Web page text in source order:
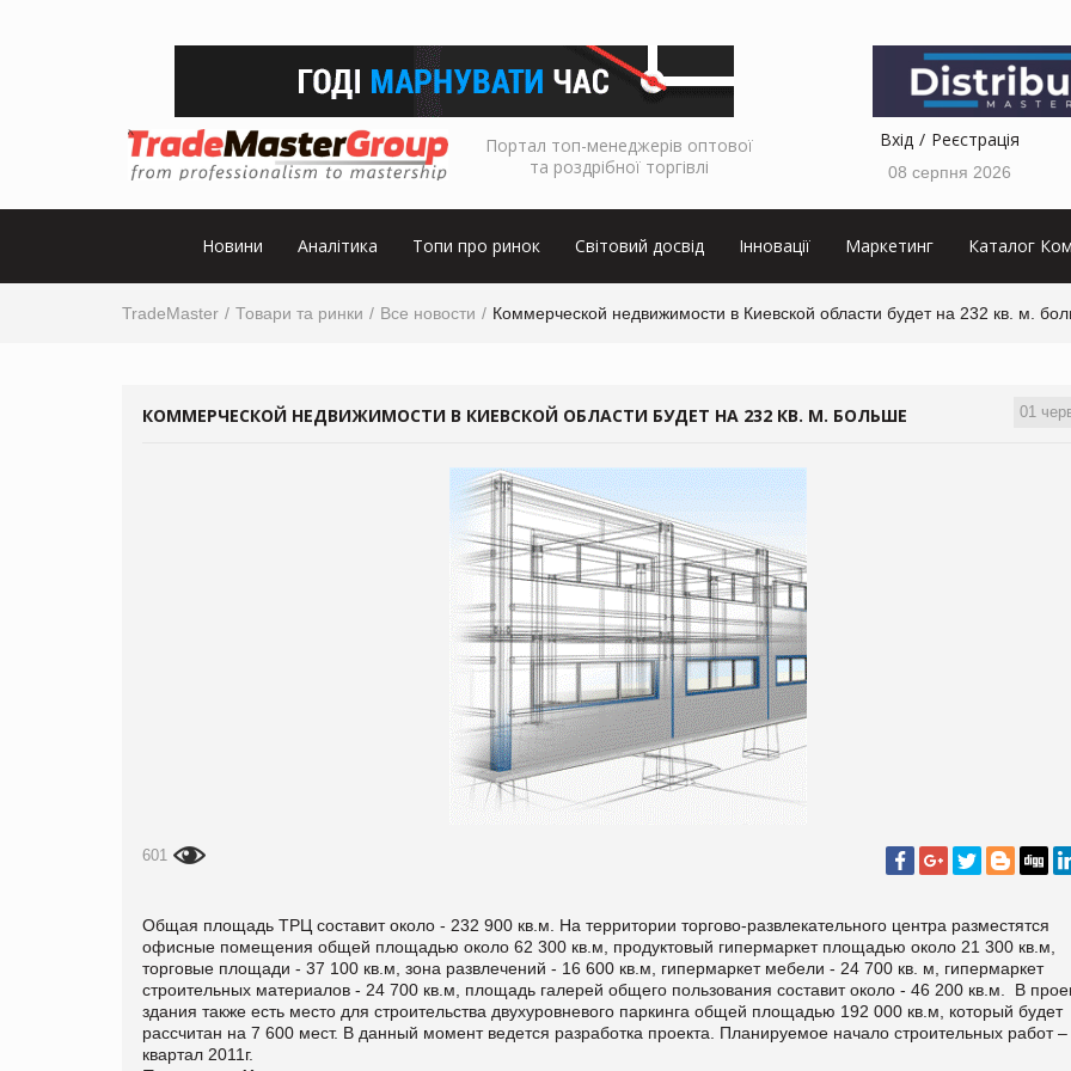
Портал топ-менеджерів оптової
та роздрібної торгівлі
Вхід Реєстрація
08 серпня 2026
Новини Аналітика Топи про ринок Світовий досвід Інновації Маркетинг Каталог
TradeMaster Товари та ринки Все новости Коммерческой недвижимости в Киевской области будет на 232 кв. м.
01
КОММЕРЧЕСКОЙ НЕДВИЖИМОСТИ В КИЕВСКОЙ ОБЛАСТИ БУДЕТ НА 232 КВ. М. БОЛЬШЕ
601
Общая площадь ТРЦ составит около - 232 900 кв.м. На территории торгово-развлекательного центра разместятся
офисные помещения общей площадью около 62 300 кв.м, продуктовый гипермаркет площадью около 21 300 кв.м,
торговые площади - 37 100 кв.м, зона развлечений - 16 600 кв.м, гипермаркет мебели - 24 700 кв. м, гипермаркет
строительных материалов - 24 700 кв.м, площадь галерей общего пользования составит около - 46 200 кв.м. В
здания также есть место для строительства двухуровневого паркинга общей площадью 192 000 кв.м, который будет
рассчитан на 7 600 мест. В данный момент ведется разработка проекта. Планируемое начало строительных работ –
квартал 2011г.